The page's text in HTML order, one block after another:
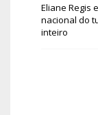
Eliane Regis
nacional do
inteiro